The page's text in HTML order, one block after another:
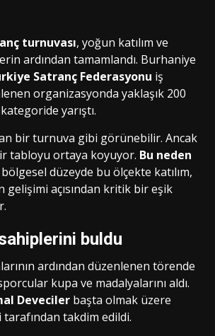
turnuvası, yoğun katılım ve
ardından tamamlandı. Burhaniye
Satranç Federasyonu iş
organizasyonda yaklaşık 200
yarıştı.
bir turnuva gibi görünebilir. Ancak
tabloyu ortaya koyuyor. Bu neden
düzeyde bu ölçekte katılım,
gelişimi açısından kritik bir eşik
buldu
ardından düzenlenen törende
kupa ve madalyalarını aldı.
Deveciler başta olmak üzere
takdim edildi.